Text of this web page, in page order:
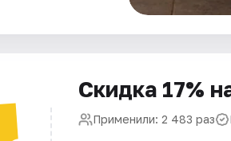
Скидка 17%
Применили: 2 483 раз